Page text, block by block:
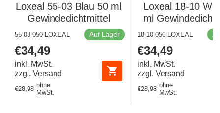
Loxeal 55-03 Blau 50 ml
Gewindedichtmittel
55-03-050-LOXEAL Auf Lager
Regulärer
Preis
€34,49
inkl. MwSt.
zzgl. Versand
Regulärer
€28,98
ohne
MwSt.
Loxeal 18-10
ml
18-10-050-LOXEAL
Regulärer
Preis
€34,49
inkl. MwSt.
zzgl. Versand
Regulärer
€28,98
ohne
MwSt.